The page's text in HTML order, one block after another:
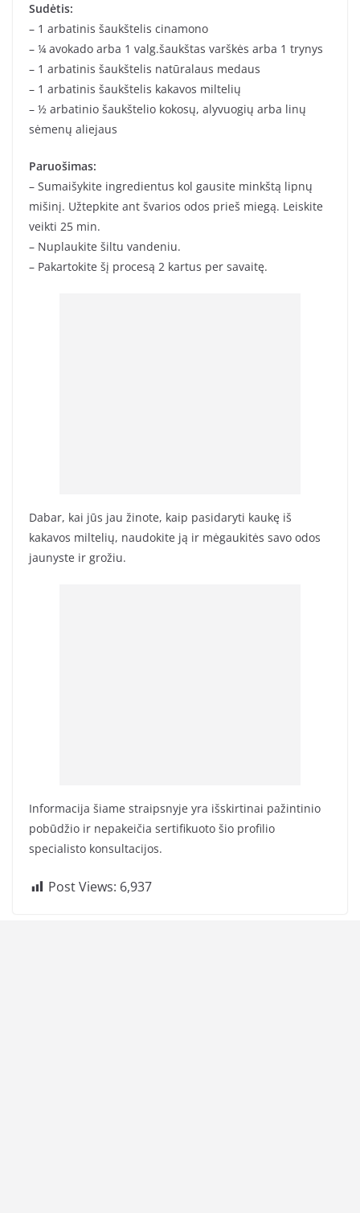
Sudėtis:
– 1 arbatinis šaukštelis cinamono
– ¼ avokado arba 1 valg.šaukštas varškės arba 1 trynys
– 1 arbatinis šaukštelis natūralaus medaus
– 1 arbatinis šaukštelis kakavos miltelių
– ½ arbatinio šaukštelio kokosų, alyvuogių arba linų
sėmenų aliejaus
Paruošimas:
– Sumaišykite ingredientus kol gausite minkštą lipnų
mišinį. Užtepkite ant švarios odos prieš miegą. Leiskite
veikti 25 min.
– Nuplaukite šiltu vandeniu.
– Pakartokite šį procesą 2 kartus per savaitę.
Dabar, kai jūs jau žinote, kaip pasidaryti kaukę iš
kakavos miltelių, naudokite ją ir mėgaukitės savo odos
jaunyste ir grožiu.
Informacija šiame straipsnyje yra išskirtinai pažintinio
pobūdžio ir nepakeičia sertifikuoto šio profilio
specialisto konsultacijos.
Post Views: 6,937